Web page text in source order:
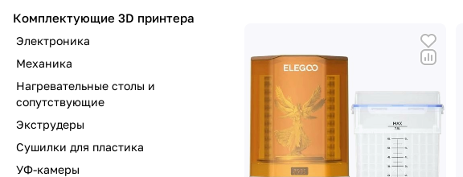
Комплектующие 3D принтера
Электроника
Механика
Нагревательные столы и
сопутствующие
Экструдеры
Сушилки для пластика
УФ-камеры